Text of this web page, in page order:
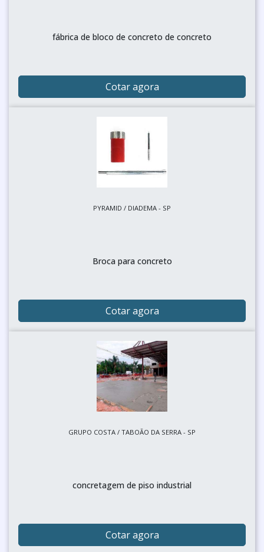
fábrica de bloco de concreto de concreto
Cotar agora
PYRAMID / DIADEMA - SP
Broca para concreto
Cotar agora
GRUPO COSTA / TABOÃO DA SERRA - SP
concretagem de piso industrial
Cotar agora